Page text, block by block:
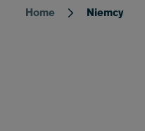
Breadcrumb
Home Niemcy